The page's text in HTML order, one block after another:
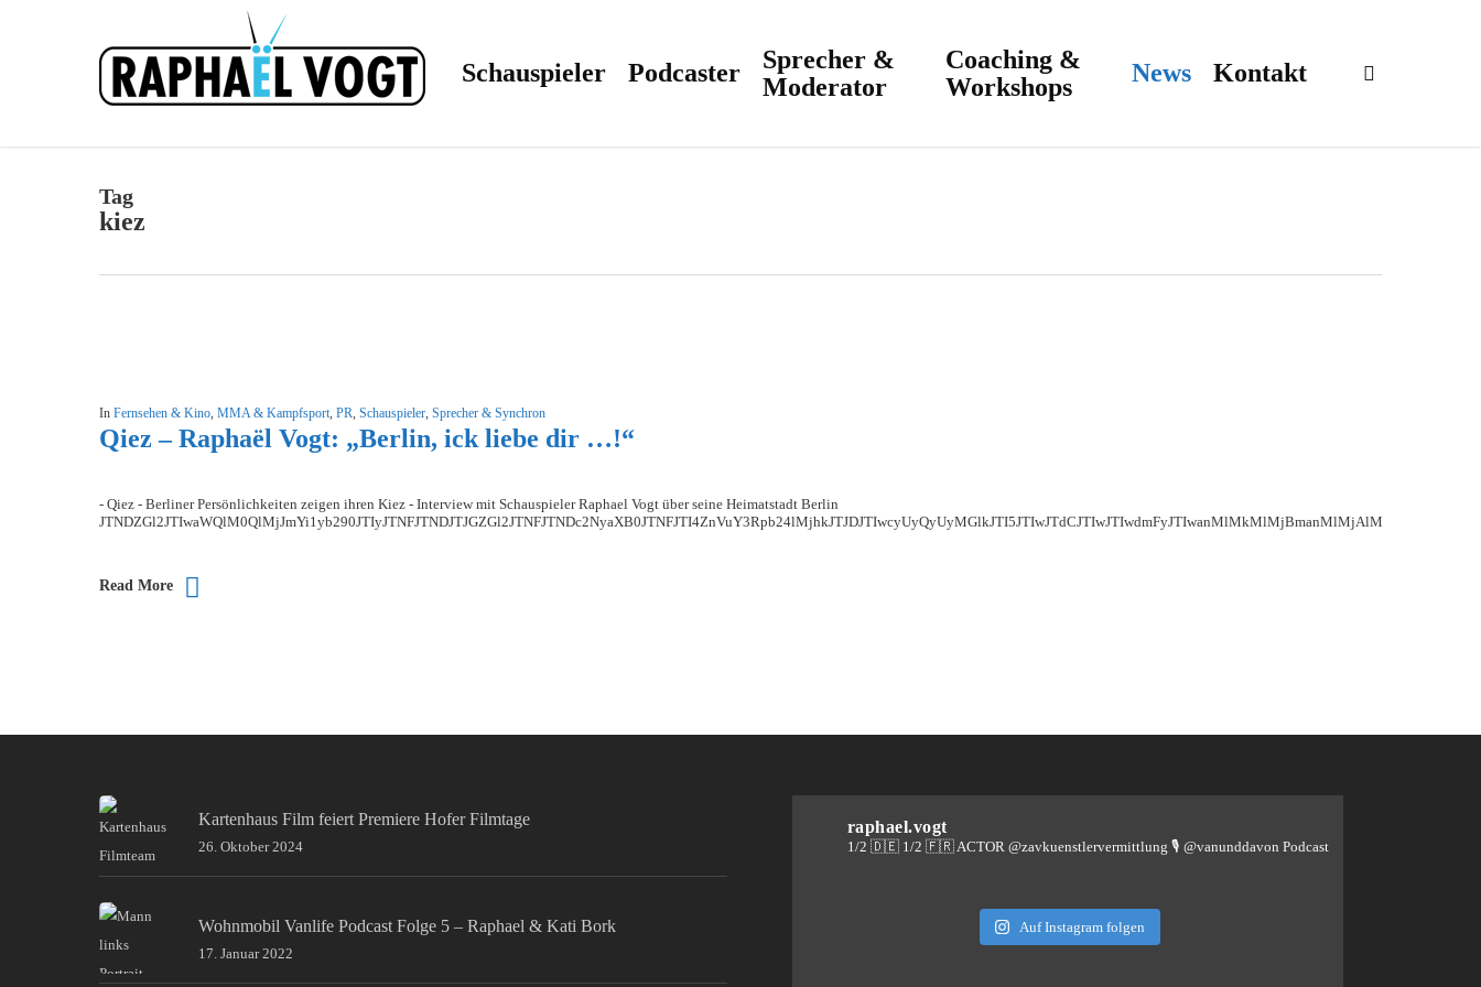
Schauspieler Podcaster
Sprecher &
Moderator
Coaching &
Workshops
News Kontakt
Tag
kiez
In Fernsehen & Kino, MMA & Kampfsport, PR, Schauspieler, Sprecher & Synchron
Qiez – Raphaël Vogt: „Berlin, ick liebe dir …!“
- Qiez - Berliner Persönlichkeiten zeigen ihren Kiez - Interview mit Schauspieler Raphael Vogt über seine Heimatstadt Berlin
Read More
Kartenhaus Film feiert Premiere Hofer Filmtage
26. Oktober 2024
Wohnmobil Vanlife Podcast Folge 5 – Raphael & Kati Bork
17. Januar 2022
raphael.vogt
1/2 🇩🇪 1/2 🇫🇷 ACTOR @zavkuenstlervermittlung 🎙️ @vanunddavon Podcast
Auf Instagram folgen